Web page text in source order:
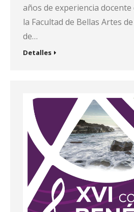
años de experiencia
la Facultad de Bellas Artes
de…
Detalles